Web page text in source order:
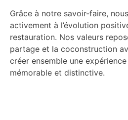
Grâce à notre savoir-faire,
activement à l’évolution
restauration. Nos valeurs
partage et la coconstruction
créer ensemble une
mémorable et distinctive.